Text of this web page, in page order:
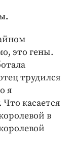
это гены.
трудился
я
Что касается
в